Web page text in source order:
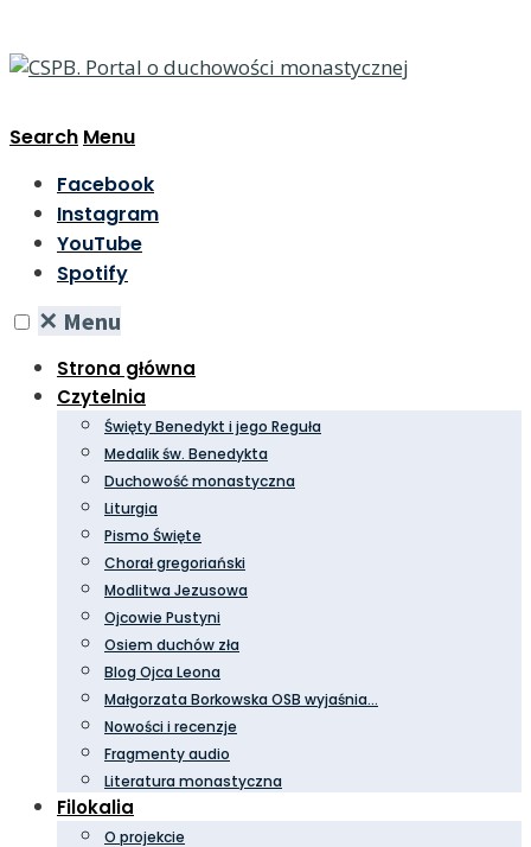
Search Menu
Facebook
Instagram
YouTube
Spotify
✕ Menu
Strona główna
Czytelnia
Święty Benedykt i jego Reguła
Medalik św. Benedykta
Duchowość monastyczna
Liturgia
Pismo Święte
Chorał gregoriański
Modlitwa Jezusowa
Ojcowie Pustyni
Osiem duchów zła
Blog Ojca Leona
Małgorzata Borkowska OSB wyjaśnia…
Nowości i recenzje
Fragmenty audio
Literatura monastyczna
Filokalia
O projekcie